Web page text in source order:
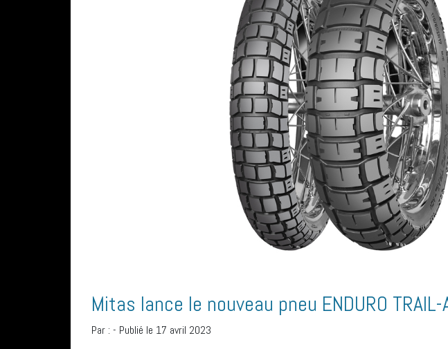
Mitas lance le nouveau pneu ENDURO TRAIL-
Par : - Publié le 17 avril 2023